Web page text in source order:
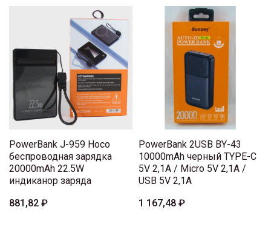
PowerBank J-959 Hoco
беспроводная зарядка
20000mAh 22.5W
индиканор заряда
881,82 ₽
PowerBank 2USB BY-43
10000mAh черный TYPE-C
5V 2,1A / Micro 5V 2,1A /
USB 5V 2,1A
1 167,48 ₽